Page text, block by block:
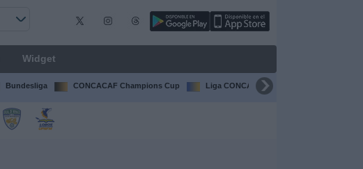
Widget
Bundesliga CONCACAF Champions Cup Liga CONCACAF